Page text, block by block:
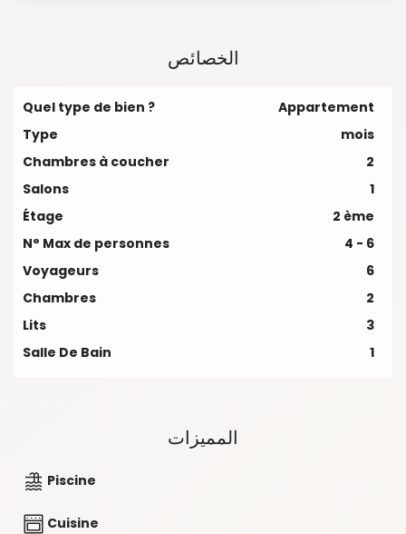
الخصائص
Quel type de bien ?
Appartement
Type
mois
Chambres à coucher
2
Salons
1
Étage
2 ème
N° Max de personnes
4 - 6
Voyageurs
6
Chambres
2
Lits
3
Salle De Bain
1
المميزات
Piscine
Cuisine